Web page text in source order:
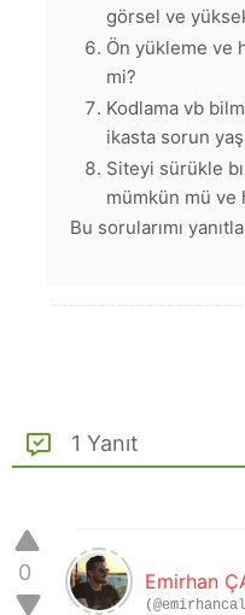
görsel ve
Ön yükleme ve
mi?
Kodlama vb
ikasta sorun
Siteyi sürükle
mümkün mü ve
Bu sorularımı
1 Yanıt
0 Emirhan